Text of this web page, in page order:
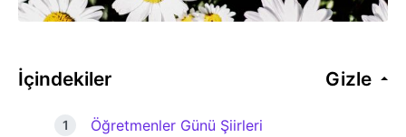
İçindekiler Gizle
Öğretmenler Günü Şiirleri